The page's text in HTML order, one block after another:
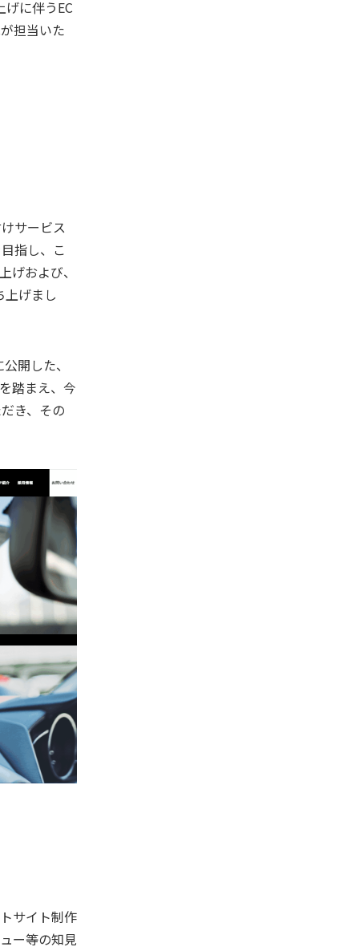
に伴うEC
担当いた
サービス
指し、こ
および、
げまし
開した、
踏まえ、今
き、その
サイト制作
ー等の知見